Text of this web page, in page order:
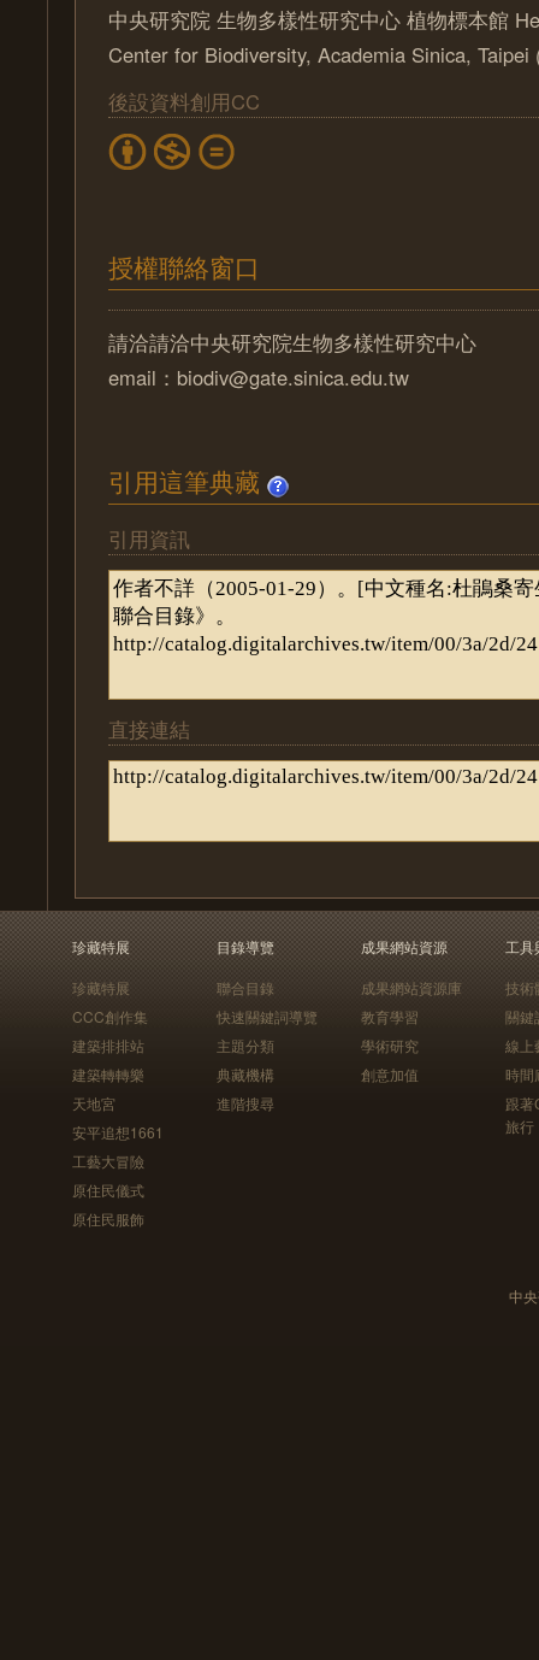
中央研究院 生物多樣性研究中心 植物標本館
Center for Biodiversity, Academia Sinica, Taipei
後設資料創用CC
授權聯絡窗口
請洽請洽中央研究院生物多樣性研究中心
email：biodiv@gate.sinica.edu.tw
引用這筆典藏
引用資訊
直接連結
珍藏特展
珍藏特展
CCC創作集
建築排排站
建築轉轉樂
天地宮
安平追想1661
工藝大冒險
原住民儀式
原住民服飾
目錄導覽
聯合目錄
快速關鍵詞導覽
主題分類
典藏機構
進階搜尋
成果網站資源
成果網站資源庫
教育學習
學術研究
創意加值
工具
技術
關鍵
線上
時間
跟
旅行
中